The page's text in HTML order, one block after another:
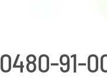
0480-91-